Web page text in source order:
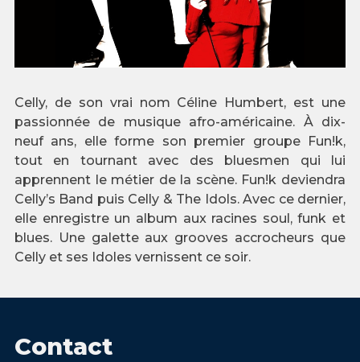
Celly, de son vrai nom Céline Humbert, est une
passionnée de musique afro-américaine. À dix-
neuf ans, elle forme son premier groupe Fun!k,
tout en tournant avec des bluesmen qui lui
apprennent le métier de la scène. Fun!k deviendra
Celly’s Band puis Celly & The Idols. Avec ce dernier,
elle enregistre un album aux racines soul, funk et
blues. Une galette aux grooves accrocheurs que
Celly et ses Idoles vernissent ce soir.
Contact